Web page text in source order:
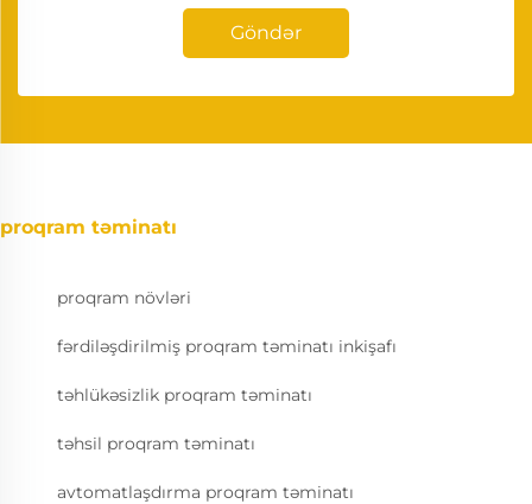
Göndər
proqram təminatı
proqram növləri
fərdiləşdirilmiş proqram təminatı inkişafı
təhlükəsizlik proqram təminatı
təhsil proqram təminatı
avtomatlaşdırma proqram təminatı